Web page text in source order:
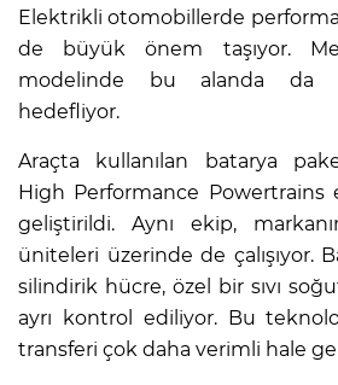
Elektrikli otomobillerde
de büyük önem taşıyor.
modelinde bu alanda da
hedefliyor.
Araçta kullanılan batarya
High Performance Powertrains
geliştirildi. Aynı ekip,
üniteleri üzerinde de çalışıyor.
silindirik hücre, özel bir sıvı
ayrı kontrol ediliyor. Bu
transferi çok daha verimli hale